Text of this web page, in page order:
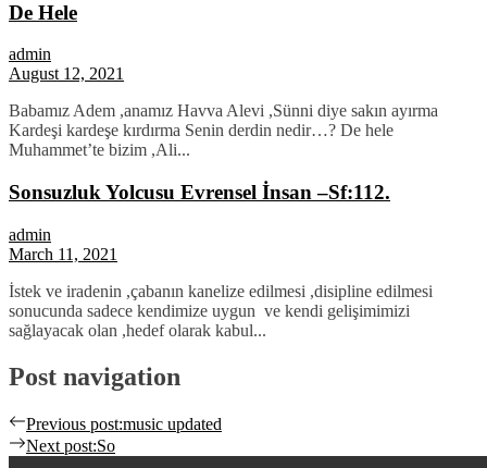
De Hele
admin
August 12, 2021
Babamız Adem ,anamız Havva Alevi ,Sünni diye sakın ayırma
Kardeşi kardeşe kırdırma Senin derdin nedir…? De hele
Muhammet’te bizim ,Ali...
Sonsuzluk Yolcusu Evrensel İnsan –Sf:112.
admin
March 11, 2021
İstek ve iradenin ,çabanın kanelize edilmesi ,disipline edilmesi
sonucunda sadece kendimize uygun ve kendi gelişimimizi
sağlayacak olan ,hedef olarak kabul...
Post navigation
Previous post:music updated
Next post:So